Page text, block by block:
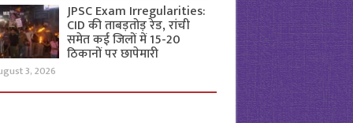
JPSC Exam Irregularities:
CID की ताबड़तोड़ रेड, रांची
समेत कई जिलों में 15-20
ठिकानों पर छापेमारी
3, 2026